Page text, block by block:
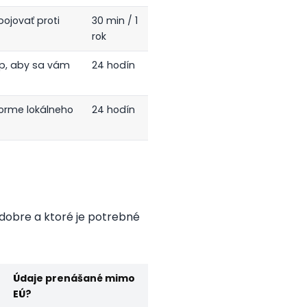
proti
30 min / 1
rok
aby sa vám 24 hodín
lokálneho 24 hodín
a ktoré je potrebné
Údaje prenášané mimo
EÚ?